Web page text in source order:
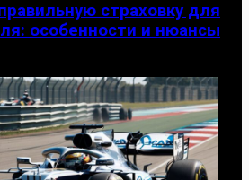
страховку для
особенности и нюансы